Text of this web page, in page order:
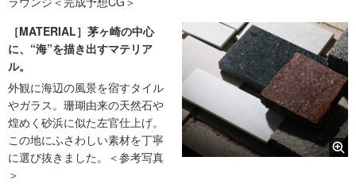
［MATERIAL］茅ヶ崎の中心
に、“海”を描き出すマテリア
ル。
外観に海辺の風景を宿すタイル
やガラス。珊瑚由来の天然石や
煌めく砂浜に似た左官仕上げ。
この地にふさわしい素材を丁寧
に選び抜きました。＜参考写真
＞